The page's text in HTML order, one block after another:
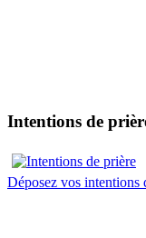
Intentions de
Déposez vos intentions